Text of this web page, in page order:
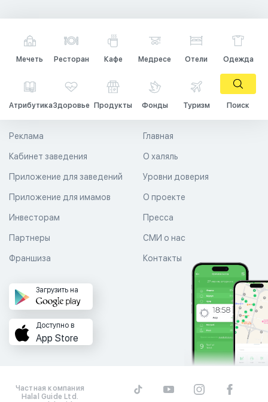
Мечеть Ресторан Кафе Медресе Отели Одежда
АтрибутикаЗдоровье Продукты Фонды Туризм Поиск
Главная
О халяль
Уровни доверия
Реклама
Кабинет заведения
Приложение для заведений
Приложение для имамов О проекте
Пресса
СМИ о нас
Контакты
Инвесторам
Партнеры
Франшиза
Загрузить на
Доступно в
App Store
Частная компания
Halal Guide Ltd.